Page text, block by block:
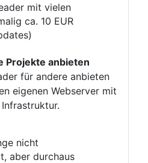
mit vielen
ca. 10 EUR
Projekte anbieten
für andere anbieten
eigenen Webserver mit
nicht
aber durchaus